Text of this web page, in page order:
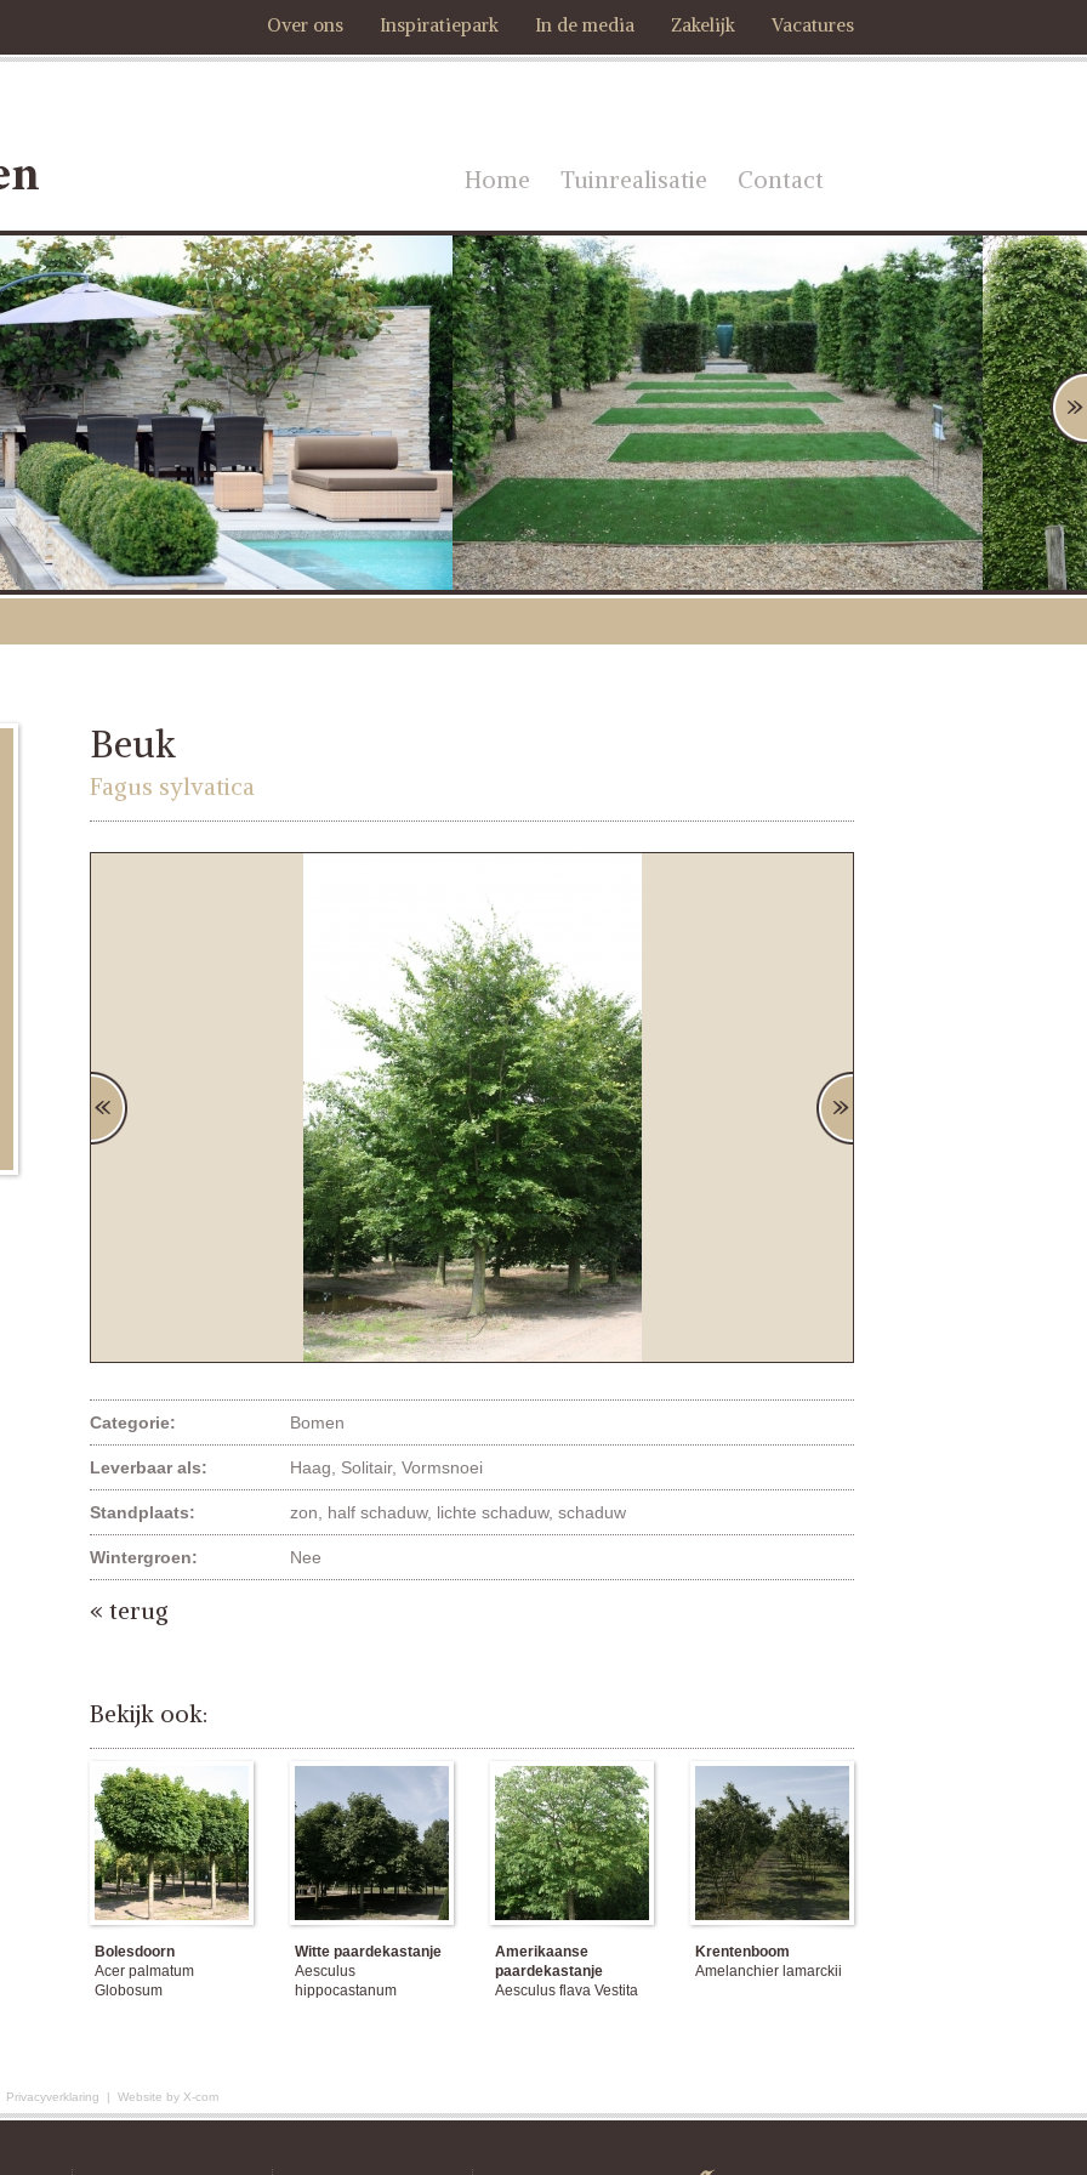
Over ons Inspiratiepark In de media Zakelijk Vacatures
Home Tuinrealisatie Contact
Beuk
Fagus sylvatica
Categorie: Bomen
Leverbaar als: Haag, Solitair, Vormsnoei
Standplaats: zon, half schaduw, lichte schaduw, schaduw
Wintergroen: Nee
« terug
Bekijk ook:
Bolesdoorn
Acer palmatum
Globosum
Witte paardekastanje
Aesculus
hippocastanum
Amerikaanse
paardekastanje
Aesculus flava Vestita
Krentenboom
Amelanchier lamarckii
Privacyverklaring | Website by X-com